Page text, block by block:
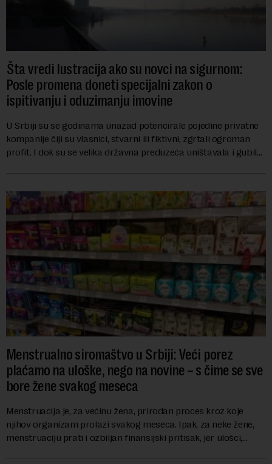
Šta vredi lustracija ako su novci na sigurnom:
Posle promena doneti specijalni zakon o
ispitivanju i oduzimanju imovine
U Srbiji su se godinama unazad potencirale pojedine privatne
kompanije čiji su vlasnici, stvarni ili fiktivni, zgrtali ogroman
profit. I dok su se velika državna preduzeća uništavala i gubila
Menstrualno siromaštvo u Srbiji: Veći porez
plaćamo na uloške, nego na novine – s čime se sve
bore žene svakog meseca
Menstruacija je, za većinu žena, prirodan proces kroz koje
njihov organizam prolazi svakog meseca. Ipak, za neke žene,
menstruaciju prati i ozbiljan finansijski pritisak, jer ulošci,